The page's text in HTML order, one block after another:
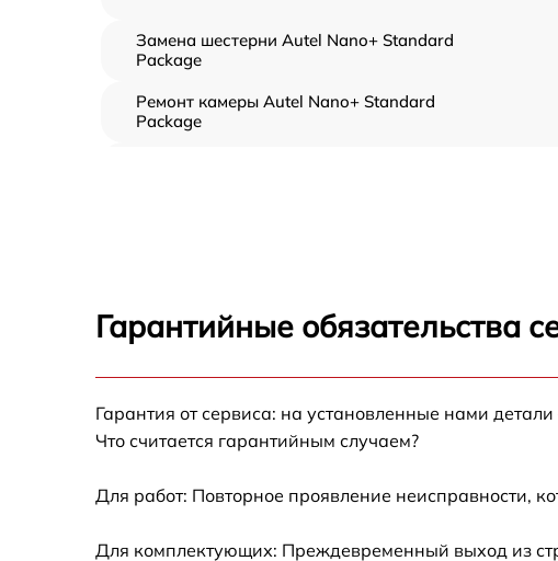
Замена шестерни Autel Nano+ Standard
Package
Ремонт камеры Autel Nano+ Standard
Package
Замена GPS-модуля Autel Nano+ Standard
Package
Package
Package
Гарантийные обязательства
Гарантия от сервиса: на установленные нами
Что считается гарантийным случаем?
Для работ: Повторное проявление неисправности,
Для комплектующих: Преждевременный выход из